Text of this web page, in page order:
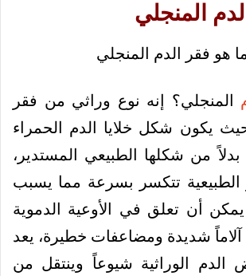
المنجلي
المنجلي؟ إنه نوع وراثي من فقر
يكون شكل خلايا الدم الحمراء
بدلاً من شكلها الطبيعي المستدير،
الطبيعية تتكسر بسرعة مما يسبب
أن تعلق في الأوعية الدموية
آلاماً شديدة ومضاعفات خطيرة، يعد
الدم الوراثية شيوعاً وينتقل من